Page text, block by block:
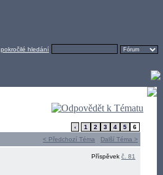
pokročilé hledání
‹ 1 2 3 4 5
6
< Předchozí Téma Další Téma >
Příspěvek č. 81